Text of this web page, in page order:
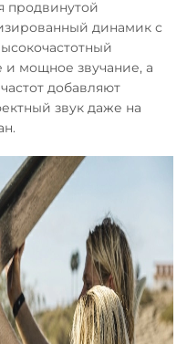
продвинутой
динамик с
и мощное звучание, а
добавляют
звук даже на